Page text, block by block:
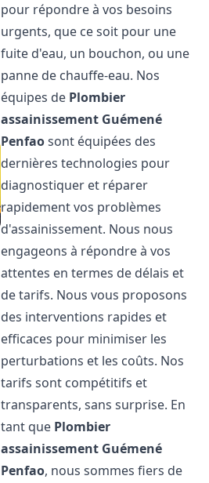
pour répondre à vos besoins
urgents, que ce soit pour une
fuite d'eau, un bouchon, ou une
panne de chauffe-eau. Nos
équipes de Plombier
assainissement Guémené
Penfaosont équipées des
dernières technologies pour
diagnostiquer et réparer
rapidement vos problèmes
d'assainissement. Nous nous
engageons à répondre à vos
attentes en termes de délais et
de tarifs. Nous vous proposons
des interventions rapides et
efficaces pour minimiser les
perturbations et les coûts. Nos
tarifs sont compétitifs et
transparents, sans surprise. En
tant que Plombier
assainissement Guémené
Penfao, nous sommes fiers de